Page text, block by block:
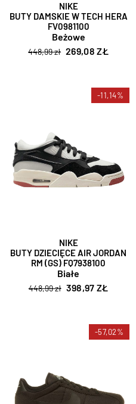
NIKE
BUTY DAMSKIE W TECH HERA
FV0981100
Beżowe
448,99 zł 269,08 ZŁ
-11,14%
NIKE
BUTY DZIECIĘCE AIR JORDAN
RM (GS) FQ7938100
Białe
448,99 zł 398,97 ZŁ
-57,02%